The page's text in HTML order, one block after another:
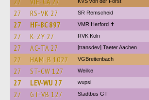
27 RS-VK 27 SR Remscheid
27 HF-BC 897 VMR Herford ✝
27 K-ZY 27 RVK Köln
27 AC-TA 27 [transdev] Taeter Aachen
27 HAM-B 1027 VGBreitenbach
27 ST-CW 127 Weilke
27 LEV-WU 27 wupsi
27 GT-VB 127 Stadtbus GT